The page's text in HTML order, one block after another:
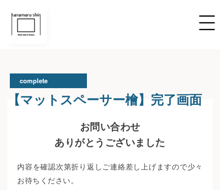
complete
【マットスペーサー檜】完了画面
お問い合わせ
ありがとうございました
内容を確認次第折り返しご連絡差し上げますので少々
お待ちください。